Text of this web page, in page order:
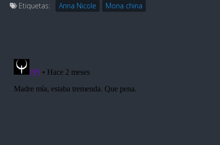
Etiquetas: Anna Nicole Mona china